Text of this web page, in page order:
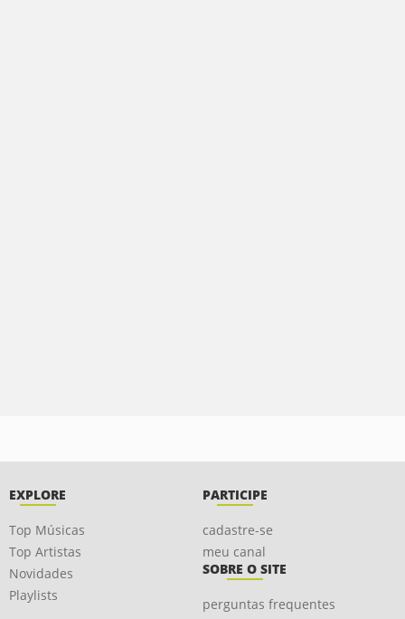
EXPLORE
Top Músicas
Top Artistas
Novidades
Playlists
PARTICIPE
cadastre-se
meu canal
SOBRE O SITE
perguntas frequentes